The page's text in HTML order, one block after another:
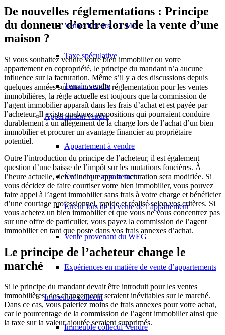
Ventes Erreurs > 1 Mio
Taxe spéculative
Terrain vendre
Appartementvendre
Appartement à vendre
Évaluer un appartement
Erreur lors de la vente de l’appartement
Vente provenant du WEG
Expériences en matière de vente d’appartements
Immeuble collectif
Immeuble collectif Vendre
De nouvelles réglementations : Principe
du donneur d’ordre lors de la vente d’une
maison ?
Si vous souhaitez vendre votre bien immobilier ou votre
appartement en copropriété, le principe du mandant n’a aucune
influence sur la facturation. Même s’il y a des discussions depuis
quelques années sur une nouvelle réglementation pour les ventes
immobilières, la règle actuelle est toujours que la commission de
l’agent immobilier apparaît dans les frais d’achat et est payée par
l’acheteur. Il existe quelques propositions qui pourraient conduire
durablement à un allègement de la charge lors de l’achat d’un bien
immobilier et procurer un avantage financier au propriétaire
potentiel.
Outre l’introduction du principe de l’acheteur, il est également
question d’une baisse de l’impôt sur les mutations foncières. À
l’heure actuelle, rien n’indique que la facturation sera modifiée. Si
vous décidez de faire courtiser votre bien immobilier, vous pouvez
faire appel à l’agent immobilier sans frais à votre charge et bénéficier
d’une courtage professionnel, rapide et réalisé selon vos critères. Si
vous achetez un bien immobilier et que vous ne vous concentrez pas
sur une offre de particulier, vous payez la commission de l’agent
immobilier en tant que poste dans vos frais annexes d’achat.
Le principe de l’acheteur change le
marché
Si le principe du mandant devait être introduit pour les ventes
immobilières, des changements seraient inévitables sur le marché.
Dans ce cas, vous paieriez moins de frais annexes pour votre achat,
car le pourcentage de la commission de l’agent immobilier ainsi que
la taxe sur la valeur ajoutée seraient supprimés.